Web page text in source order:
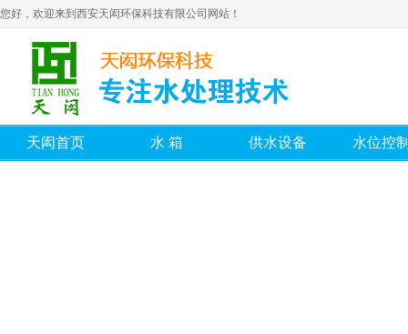
您好，欢迎来到西安天闳环保科技有限公司网站！
天闳首页 水箱 供水设备 水位控